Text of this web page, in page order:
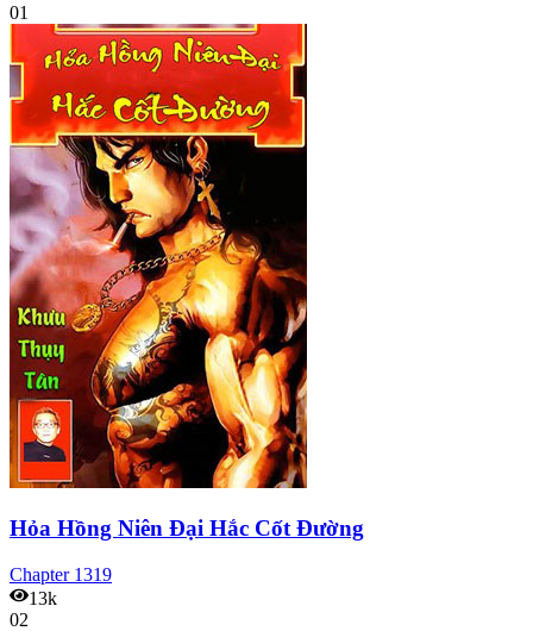
01
Hỏa Hồng Niên Đại Hắc Cốt Đường
Chapter 1319
13k
02